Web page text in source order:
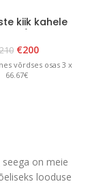
kiik kahele
Grafiit
€200
võrdses osas 3 x
66.67€
on meie
looduse